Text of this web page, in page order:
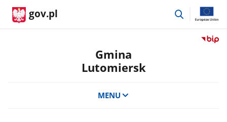
gov.pl
przejdź
Przejdź
Gmina
Lutomiersk
MENU